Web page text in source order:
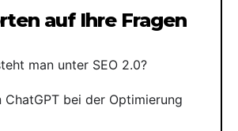
auf Ihre Fragen
man unter SEO 2.0?
ChatGPT bei der Optimierung